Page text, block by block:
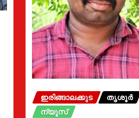
ഇരിങ്ങാലക്കുട
തൃശൂർ
ന്യൂസ്